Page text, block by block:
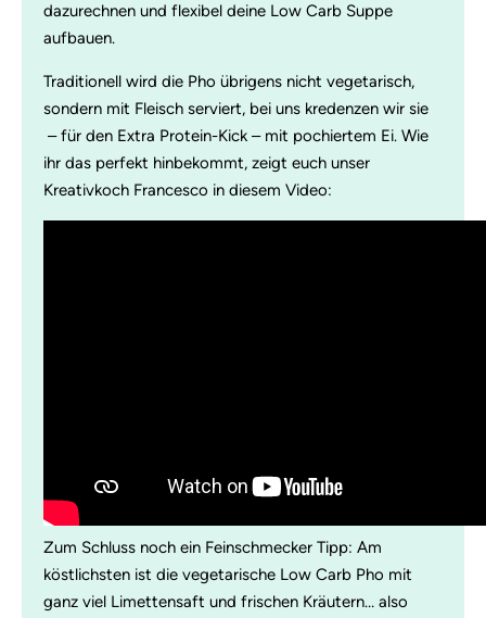
dazurechnen und flexibel deine Low Carb Suppe
aufbauen.
Traditionell wird die Pho übrigens nicht vegetarisch,
sondern mit Fleisch serviert, bei uns kredenzen wir sie
– für den Extra Protein-Kick – mit pochiertem Ei. Wie
ihr das perfekt hinbekommt, zeigt euch unser
Kreativkoch Francesco in diesem Video:
Zum Schluss noch ein Feinschmecker Tipp: Am
köstlichsten ist die vegetarische Low Carb Pho mit
ganz viel Limettensaft und frischen Kräutern… also